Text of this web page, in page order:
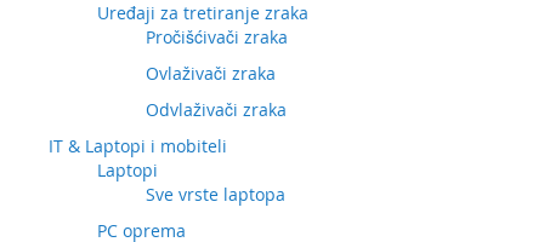
Uređaji za tretiranje zraka
Pročišćivači zraka
Ovlaživači zraka
Odvlaživači zraka
IT & Laptopi i mobiteli
Laptopi
Sve vrste laptopa
PC oprema